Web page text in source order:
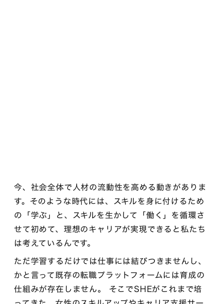
今、社会全体で人材の流動性を高める動きがありま
す。そのような時代には、スキルを身に付けるため
の「学ぶ」と、スキルを生かして「働く」を循環さ
せて初めて、理想のキャリアが実現できると私たち
は考えているんです。
ただ学習するだけでは仕事には結びつきませんし、
かと言って既存の転職プラットフォームには育成の
仕組みが存在しません。 そこでSHEがこれまで培